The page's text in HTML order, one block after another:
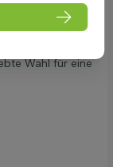
und
Wahl für eine